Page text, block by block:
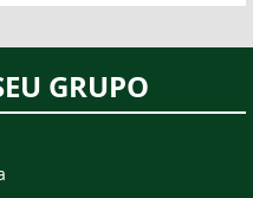
GRUPO